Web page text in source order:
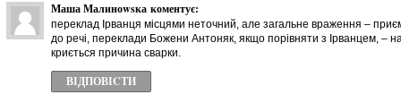
Маша Малиноwsка коментує:
переклад Ірванця місцями неточний, але загальне враження –
до речі, переклади Божени Антоняк, якщо порівняти з Ірванцем, –
криється причина сварки.
ВІДПОВІCТИ